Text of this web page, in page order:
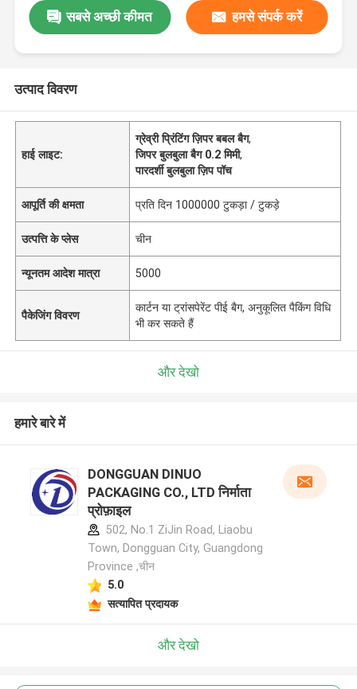
सबसे अच्छी कीमत हमसे संपर्क करें
उत्पाद विवरण
हाई लाइट:
ग्रेव्री प्रिंटिंग ज़िपर बबल बैग,
जिपर बुलबुला बैग 0.2 मिमी,
पारदर्शी बुलबुला ज़िप पॉच
आपूर्ति की क्षमता प्रति दिन 1000000 टुकड़ा / टुकड़े
उत्पत्ति के प्लेस चीन
न्यूनतम आदेश मात्रा 5000
पैकेजिंग विवरण
कार्टन या ट्रांसपेरेंट पीई बैग, अनुकूलित पैकिंग विधि
भी कर सकते हैं
और देखो
हमारे बारे में
DONGGUAN DINUO
PACKAGING CO., LTD निर्माता
प्रोफ़ाइल
502, No.1 ZiJin Road, Liaobu
Town, Dongguan City, Guangdong
Province ,चीन
5.0
सत्यापित प्रदायक
और देखो